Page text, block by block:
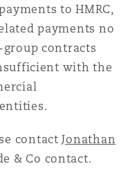
to HMRC,
payments no
contracts
with the
contactJonathan
& Co contact.